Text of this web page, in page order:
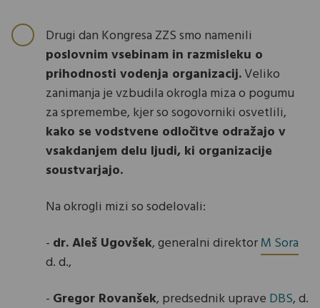
Drugi dan Kongresa ZZS smo namenili
poslovnim vsebinam in razmisleku o
prihodnosti vodenja organizacij.Veliko
zanimanja je vzbudila okrogla miza o pogumu
za spremembe, kjer so sogovorniki osvetlili,
kako se vodstvene odločitve odražajo v
vsakdanjem delu ljudi, ki organizacije
soustvarjajo.
Na okrogli mizi so sodelovali:
- dr. Aleš Ugovšek, generalni direktorM Sora
d. d.,
- Gregor Rovanšek, predsednik uprave DBS, d.